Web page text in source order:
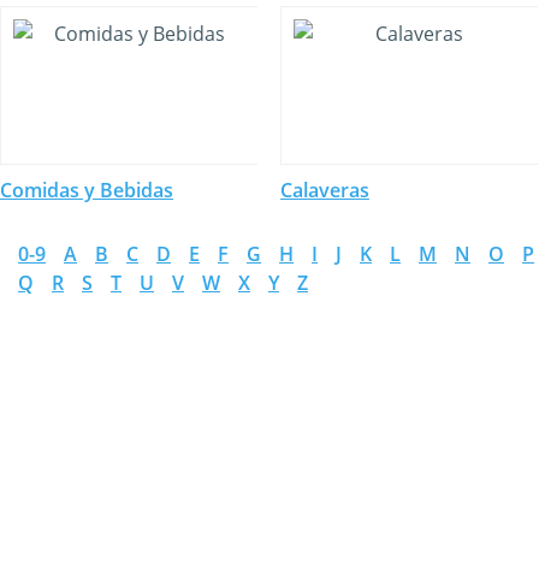
Comidas y Bebidas Calaveras
0-9 A B C D E F G H I J K L M N O
P
Q
R S T U V W X Y Z